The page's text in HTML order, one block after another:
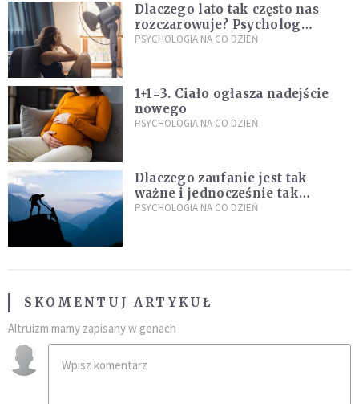
Dlaczego lato tak często nas
rozczarowuje? Psycholog
wyjaśnia, skąd bierze się presja
PSYCHOLOGIA NA CO DZIEŃ
1+1=3. Ciało ogłasza nadejście
nowego
PSYCHOLOGIA NA CO DZIEŃ
Dlaczego zaufanie jest tak
ważne i jednocześnie tak
trudne?
PSYCHOLOGIA NA CO DZIEŃ
SKOMENTUJ ARTYKUŁ
Altruizm mamy zapisany w genach